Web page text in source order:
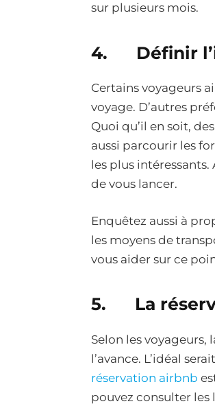
sur plusieurs mois.
4. Définir
Certains voyageurs
voyage. D’autres
Quoi qu’il en soit,
aussi parcourir les
les plus
de vous lancer.
Enquêtez aussi à
les moyens de
vous aider sur ce
5. La
Selon les
l’avance. L’idéal
réservation airbnb
pouvez consulter les